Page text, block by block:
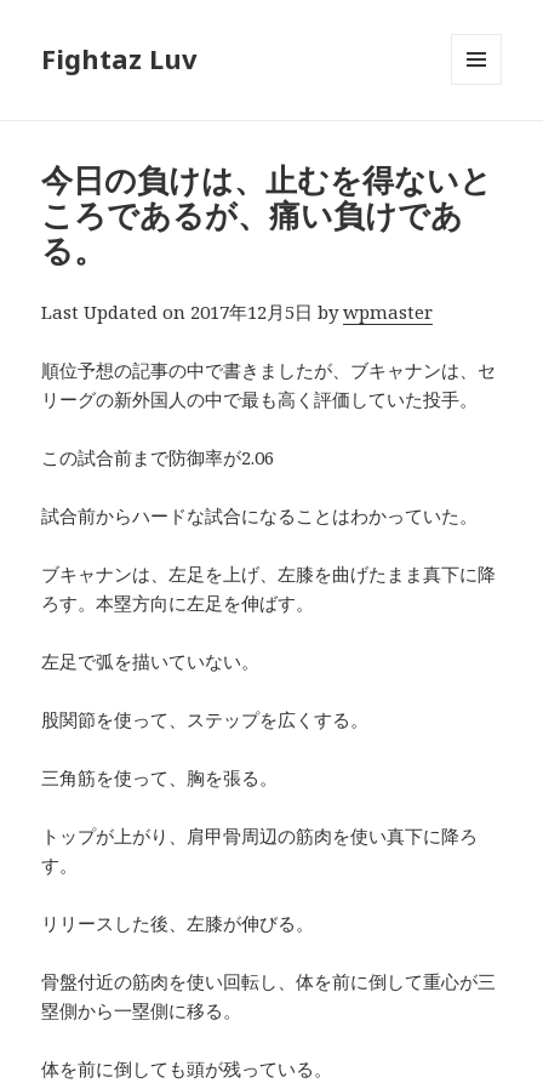
Fightaz Luv
今日の負けは、止むを得ないと
ころであるが、痛い負けであ
る。
Last Updated on 2017年12月5日 bywpmaster
順位予想の記事の中で書きましたが、ブキャナンは、セ
リーグの新外国人の中で最も高く評価していた投手。
この試合前まで防御率が2.06
試合前からハードな試合になることはわかっていた。
ブキャナンは、左足を上げ、左膝を曲げたまま真下に降
ろす。本塁方向に左足を伸ばす。
左足で弧を描いていない。
股関節を使って、ステップを広くする。
三角筋を使って、胸を張る。
トップが上がり、肩甲骨周辺の筋肉を使い真下に降ろ
す。
リリースした後、左膝が伸びる。
骨盤付近の筋肉を使い回転し、体を前に倒して重心が三
塁側から一塁側に移る。
体を前に倒しても頭が残っている。